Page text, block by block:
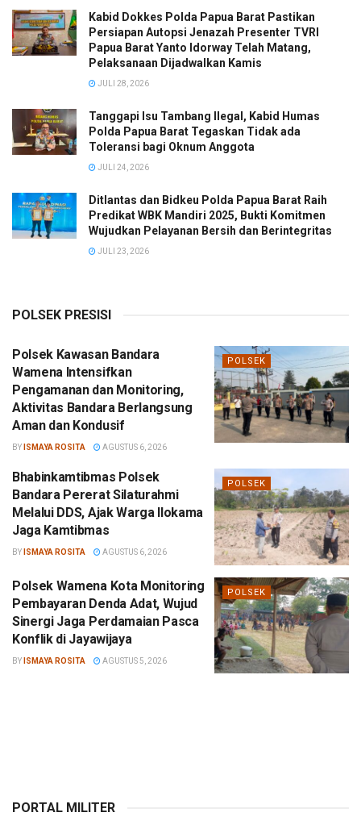
Kabid Dokkes Polda Papua Barat Pastikan
Persiapan Autopsi Jenazah Presenter TVRI
Papua Barat Yanto Idorway Telah Matang,
Pelaksanaan Dijadwalkan Kamis
JULI 28, 2026
Tanggapi Isu Tambang Ilegal, Kabid Humas
Polda Papua Barat Tegaskan Tidak ada
Toleransi bagi Oknum Anggota
JULI 24, 2026
Ditlantas dan Bidkeu Polda Papua Barat Raih
Predikat WBK Mandiri 2025, Bukti Komitmen
Wujudkan Pelayanan Bersih dan Berintegritas
JULI 23, 2026
POLSEK PRESISI
POLSEK
Polsek Kawasan Bandara
Wamena Intensifkan
Pengamanan dan Monitoring,
Aktivitas Bandara Berlangsung
Aman dan Kondusif
BY ISMAYA ROSITA AGUSTUS 6, 2026
POLSEK
Bhabinkamtibmas Polsek
Bandara Pererat Silaturahmi
Melalui DDS, Ajak Warga Ilokama
Jaga Kamtibmas
BY ISMAYA ROSITA AGUSTUS 6, 2026
POLSEK
Polsek Wamena Kota Monitoring
Pembayaran Denda Adat, Wujud
Sinergi Jaga Perdamaian Pasca
Konflik di Jayawijaya
BY ISMAYA ROSITA AGUSTUS 5, 2026
PORTAL MILITER